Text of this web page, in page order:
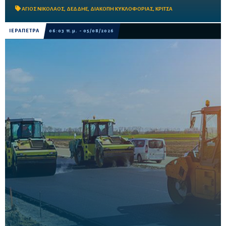
ΑΓΙΟΣ ΝΙΚΟΛΑΟΣ, ΔΕΔΔΗΕ, ΔΙΑΚΟΠΗ ΚΥΚΛΟΦΟΡΙΑΣ, ΚΡΙΤΣΑ
της Νέας Εθνικής Οδού, λόγω εργασιών για ...
ΙΕΡΑΠΕΤΡΑ 06:03 π.μ. - 05/08/2026